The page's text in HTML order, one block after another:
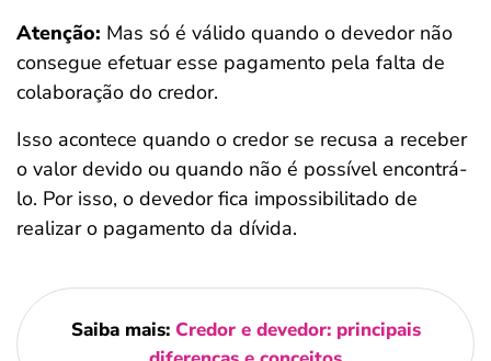
Atenção: Mas só é válido quando o devedor não
consegue efetuar esse pagamento pela falta de
colaboração do credor.
Isso acontece quando o credor se recusa a receber
o valor devido ou quando não é possível encontrá-
lo. Por isso, o devedor fica impossibilitado de
realizar o pagamento da dívida.
Saiba mais: Credor e devedor: principais